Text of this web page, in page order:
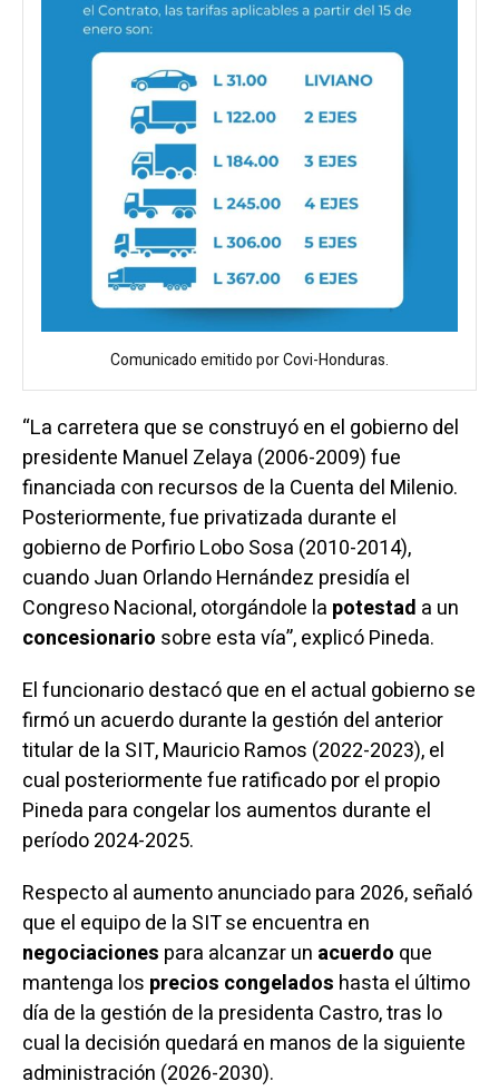
Comunicado emitido por Covi-Honduras.
“La carretera que se construyó en el gobierno del
presidente Manuel Zelaya (2006-2009) fue
financiada con recursos de la Cuenta del Milenio.
Posteriormente, fue privatizada durante el
gobierno de Porfirio Lobo Sosa (2010-2014),
cuando Juan Orlando Hernández presidía el
Congreso Nacional, otorgándole la potestad a un
concesionario sobre esta vía”, explicó Pineda.
El funcionario destacó que en el actual gobierno se
firmó un acuerdo durante la gestión del anterior
titular de la SIT, Mauricio Ramos (2022-2023), el
cual posteriormente fue ratificado por el propio
Pineda para congelar los aumentos durante el
período 2024-2025.
Respecto al aumento anunciado para 2026, señaló
que el equipo de la SIT se encuentra en
negociaciones para alcanzar un acuerdo que
mantenga los precios congelados hasta el último
día de la gestión de la presidenta Castro, tras lo
cual la decisión quedará en manos de la siguiente
administración (2026-2030).